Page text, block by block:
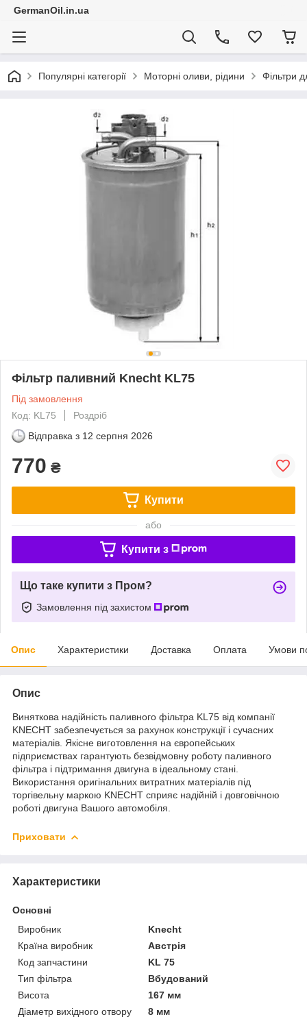
GermanOil.in.ua
Популярні категорії Моторні оливи, рідини Фільтри
Фільтр паливний Knecht KL75
Під замовлення
Код: KL75
Роздріб
Відправка з 12 серпня 2026
770 ₴
Купити
або
Купити з
Що таке купити з Пром?
Замовлення під захистом
Опис Характеристики Доставка Оплата Умови
Опис
Виняткова надійність паливного фільтра KL75 від компанії
KNECHT забезпечується за рахунок конструкції і сучасних
матеріалів. Якісне виготовлення на європейських
підприємствах гарантують безвідмовну роботу паливного
фільтра і підтримання двигуна в ідеальному стані.
Використання оригінальних витратних матеріалів під
торгівельну маркою KNECHT сприяє надійній і довговічною
роботі двигуна Вашого автомобіля.
Приховати
Характеристики
Основні
Виробник
Knecht
Країна виробник
Австрія
Код запчастини
KL 75
Тип фільтра
Вбудований
Висота
167 мм
Діаметр вихідного отвору
8 мм